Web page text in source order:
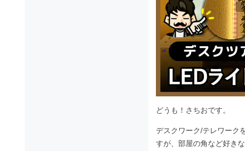
どうも！さちおです。
デスクワーク/テレワーク
すが、部屋の角など好き